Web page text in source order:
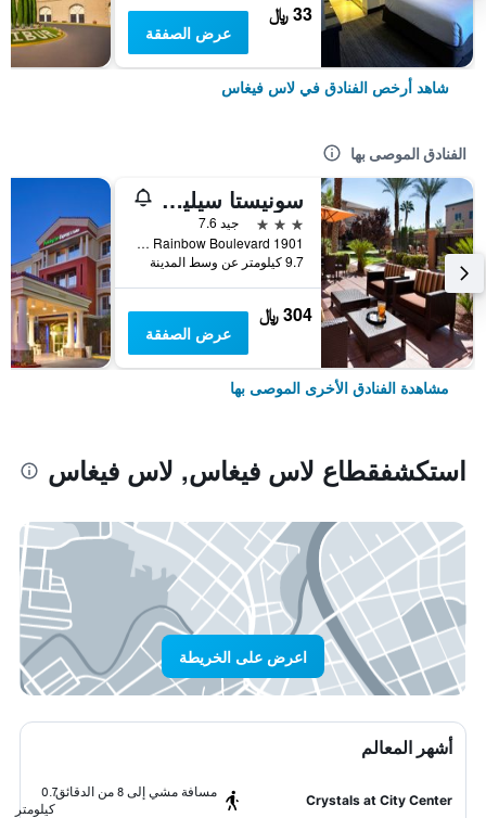
33 ﷼
عرض الصفقة
شاهد أرخص الفنادق في لاس فيغاس
الفنادق الموصى بها
سونيستا سيليكت لاس فيجاس سامرلين
3 نجوم
جيد 7.6
1901 North Rainbow Boulevard, لاس فيغاس, NV, الولايات المتحدة الأميريكية
9.7 كيلومتر عن وسط المدينة
304 ﷼
عرض الصفقة
مشاهدة الفنادق الأخرى الموصى بها
استكشفقطاع لاس فيغاس, لاس فيغاس
اعرض على الخريطة
أشهر المعالم
Crystals at City Center
مسافة مشي إلى 8 من الدقائق
0.7
كيلومتر